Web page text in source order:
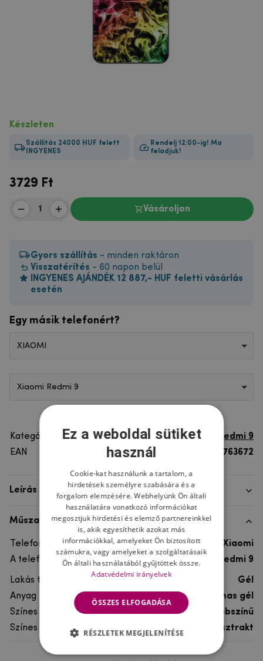
Készleten
Szállítás 24000 HUF felett
INGYENES
Rendelj 12:00-ig! Ma
feladjuk!
3729 Ft
Vásároljon
Gyors szállítás - minden raktáron
Visszatérítés - 60 napon belül
INGYENES AJÁNDÉK 12 887,- HUF feletti vásárlás
esetén
Egy másik telefonért?
XIAOMI
Xiaomi Redmi 9
Kategória
Xiaomi Redmi 9
EAN
8596579763672
Leírás
Műszaki adatok
Telefon márka
Xiaomi
A telefonmodellhez
Xiaomi Redmi 9
Lakás típusa
Gél
Anyag
rugalmas gél
Színes
többszínű
Színes motívum
Absztrakt
Ez a weboldal sütiket
használ
Cookie-kat használunk a tartalom, a
hirdetések személyre szabására és a
forgalom elemzésére. Webhelyünk Ön általi
használatára vonatkozó információkat
megosztjuk hirdetési és elemző partnereinkkel
is, akik egyesíthetik azokat más
információkkal, amelyeket Ön biztosított
számukra, vagy amelyeket a szolgáltatásaik
Ön általi használatából gyűjtöttek össze.
Adatvédelmi irányelvek
ÖSSZES ELFOGADÁSA
RÉSZLETEK MEGJELENÍTÉSE